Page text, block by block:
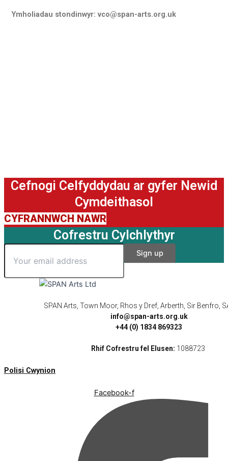
Ymholiadau stondinwyr: vco@span-arts.org.uk
Cefnogi Celfyddydau ar gyfer Newid
Cymdeithasol
CYFRANNWCH NAWR
Cofrestru Cylchlythyr
SPAN Arts, Town Moor, Rhos y Dref, Arberth, Sir Benfro,
info@span-arts.org.uk
+44 (0) 1834 869323
Rhif Cofrestru fel Elusen: 1088723
Polisi Cwynion
Facebook-f